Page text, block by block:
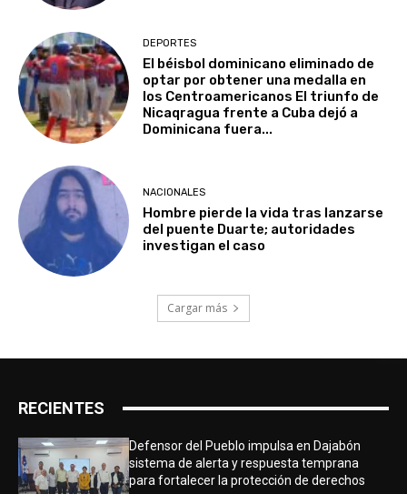
DEPORTES
El béisbol dominicano eliminado de
optar por obtener una medalla en
los Centroamericanos El triunfo de
Nicaqragua frente a Cuba dejó a
Dominicana fuera...
NACIONALES
Hombre pierde la vida tras lanzarse
del puente Duarte; autoridades
investigan el caso
Cargar más
RECIENTES
Defensor del Pueblo impulsa en Dajabón
sistema de alerta y respuesta temprana
para fortalecer la protección de derechos